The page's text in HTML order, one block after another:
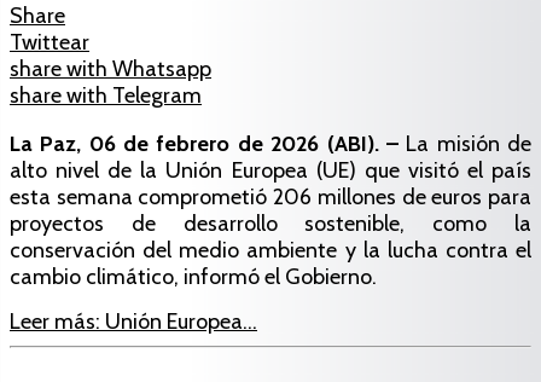
Share
Twittear
share with Whatsapp
share with Telegram
La Paz, 06 de febrero de 2026 (ABI). –La misión de
alto nivel de la Unión Europea (UE) que visitó el país
esta semana comprometió 206 millones de euros para
proyectos de desarrollo sostenible, como la
conservación del medio ambiente y la lucha contra el
cambio climático, informó el Gobierno.
Leer más: Unión Europea...